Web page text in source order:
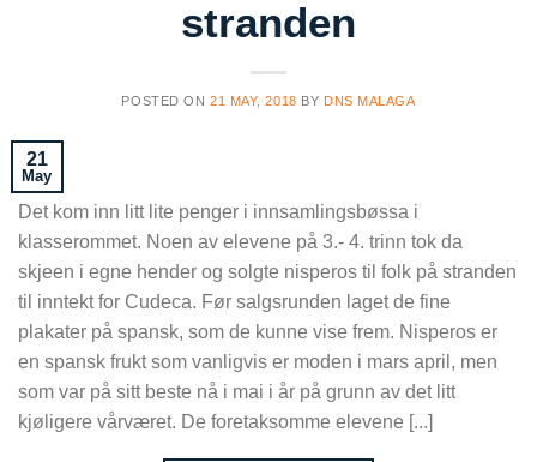
stranden
POSTED ON 21 MAY, 2018 BY DNS MALAGA
21
May
Det kom inn litt lite penger i innsamlingsbøssa i
klasserommet. Noen av elevene på 3.- 4. trinn tok da
skjeen i egne hender og solgte nisperos til folk på stranden
til inntekt for Cudeca. Før salgsrunden laget de fine
plakater på spansk, som de kunne vise frem. Nisperos er
en spansk frukt som vanligvis er moden i mars april, men
som var på sitt beste nå i mai i år på grunn av det litt
kjøligere vårværet. De foretaksomme elevene [...]